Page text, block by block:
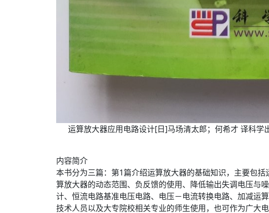
运算放大器应用电路设计[日]马场清太郎；何希才 译科
内容简介
本书分为三篇：第1篇介绍运算放大器的基础知识，主要包
算放大器的动态范围、负反馈的使用、降低输出失调电压与
计、恒流电路基准电压电路、电压－电流转换电路、加减运
技术人员以及大专院校相关专业的师生使用，也可作为广大